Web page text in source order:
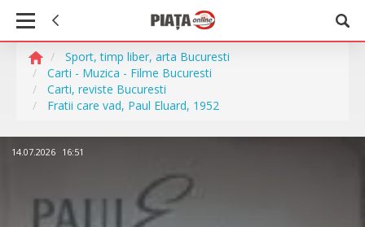
Sport, timp liber, arta Bucuresti
Carti - Muzica - Filme Bucuresti
Carti, reviste Bucuresti
Fratii care vad, Paul Eluard, 1952
14.07.2026 16:51